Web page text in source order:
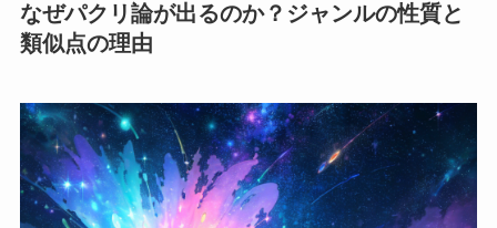
なぜパクリ論が出るのか？ジャンルの性質と
類似点の理由